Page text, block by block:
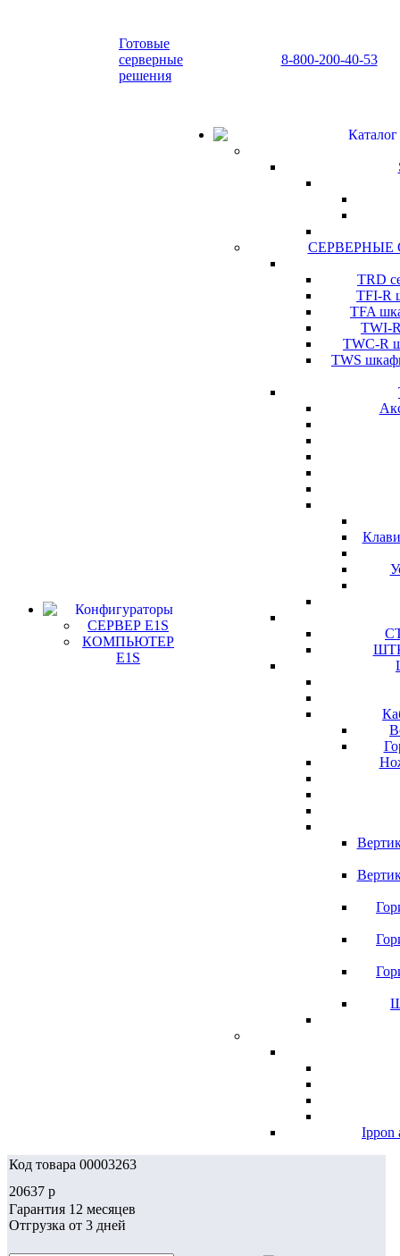
Готовые
серверные
решения
8-800-200-40-53
Конфигураторы
СЕРВЕР E1S
КОМПЬЮТЕР
E1S
TRD
TFI-R
TFA
TWI-
TWC-R
TWS
Ippon
Код товара 00003263
20637 p
Гарантия 12 месяцев
Отгрузка от 3 дней